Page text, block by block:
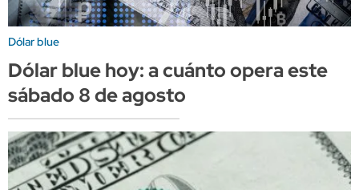
Dólar blue
Dólar blue hoy: a cuánto opera este
sábado 8 de agosto